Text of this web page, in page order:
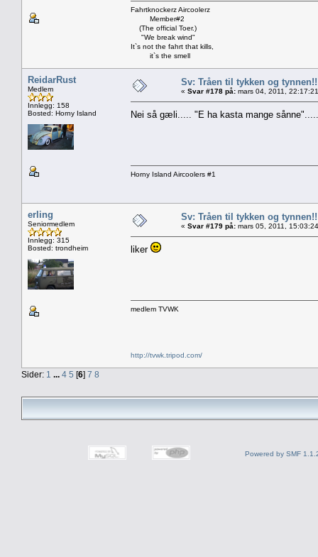
Fahrtknockerz Aircoolerz
Member#2
(The official Toer.)
"We break wind"
It`s not the fahrt that kills,
it`s the smell
ReidarRust
Medlem
Innlegg: 158
Bosted: Horny Island
Sv: Tråen til tykken og tynnen!!
« Svar #178 på: mars 04, 2011,
Nei så gæli..... "E ha kasta mange
Horny Island Aircoolers #1
erling
Seniormedlem
Innlegg: 315
Bosted: trondheim
Sv: Tråen til tykken og tynnen!!
« Svar #179 på: mars 05, 2011,
liker
medlem TVWK
http://tvwk.tripod.com/
Sider: 1 ... 4 5 [6] 7 8
Powered by SMF